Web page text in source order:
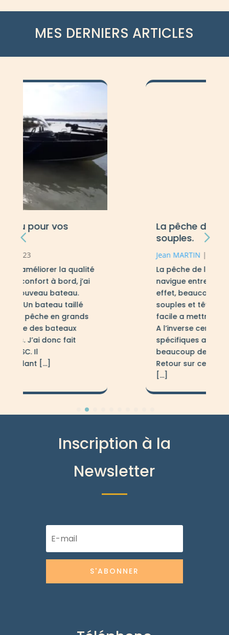
MES DERNIERS ARTICLES
La pêche de la perche aux leurres
La pêche de la perche aux leurres souples
navigue entre simplicité et complexité. En
effet, beaucoup ont débuté avec quelques
souples et têtes plombées, une pêche
facile a mettre en oeuvre et trés prenante.
A l’inverse certaines recherches
spécifiques aux leurres souple demandent
beaucoup de réflexion et de pratique.
Retour sur cette pêche aux nombreuses
Inscription à la
Newsletter
S'ABONNER